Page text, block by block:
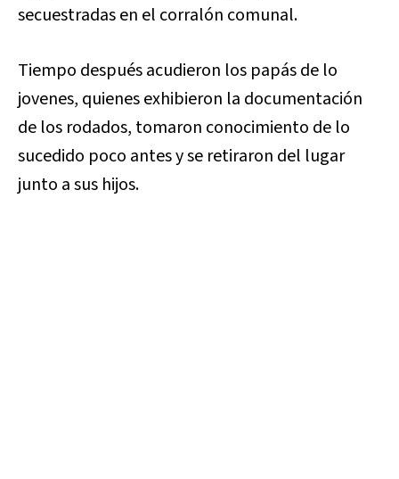
secuestradas en el corralón comunal.
Tiempo después acudieron los papás de lo
jovenes, quienes exhibieron la documentación
de los rodados, tomaron conocimiento de lo
sucedido poco antes y se retiraron del lugar
junto a sus hijos.